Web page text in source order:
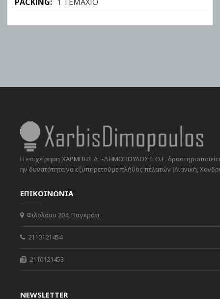
1 ΤΕΜΑΧΙΟ
Η επιχείρηση ΧΑΡΜΠΗΣ Δ. -ΔΗΜΟΠΟΥΛΟΣ Ι. Ο.Ε.
ην δυνατότητα να εξυπηρετούμε πλήθος πελατών (Λιανική,
ΕΠΙΚΟΙΝΩΝΙΑ
Φιλολάου 204, Παγκράτι
2110121454
2110121453
NEWSLETTER